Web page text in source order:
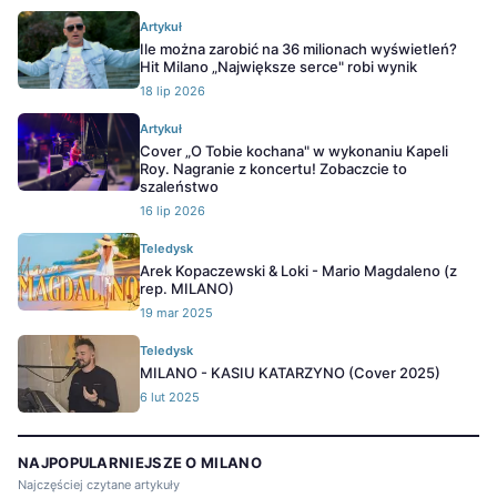
Artykuł
Ile można zarobić na 36 milionach wyświetleń?
Hit Milano „Największe serce" robi wynik
18 lip 2026
Artykuł
Cover „O Tobie kochana" w wykonaniu Kapeli
Roy. Nagranie z koncertu! Zobaczcie to
szaleństwo
16 lip 2026
Teledysk
Arek Kopaczewski & Loki - Mario Magdaleno (z
rep. MILANO)
19 mar 2025
Teledysk
MILANO - KASIU KATARZYNO (Cover 2025)
6 lut 2025
NAJPOPULARNIEJSZE O MILANO
Najczęściej czytane artykuły